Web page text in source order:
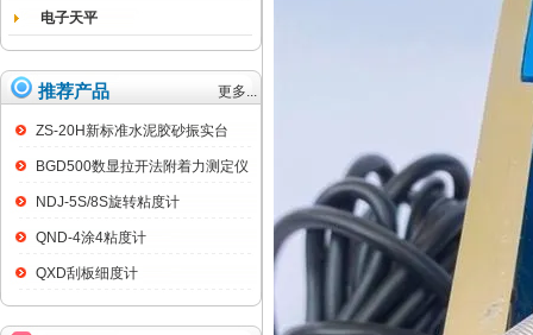
电子天平
推荐产品 更多...
ZS-20H新标准水泥胶砂振实台
BGD500数显拉开法附着力测定仪
NDJ-5S/8S旋转粘度计
QND-4涂4粘度计
QXD刮板细度计